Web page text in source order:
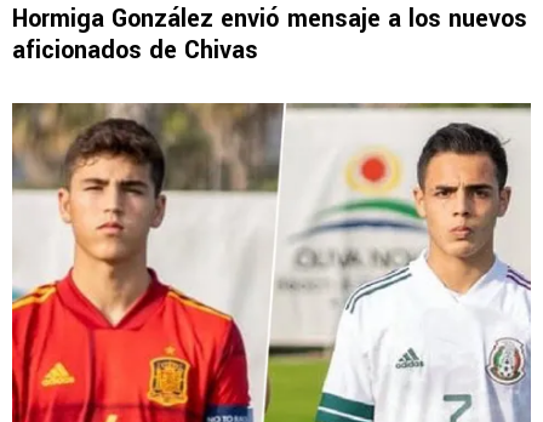
Hormiga González envió mensaje a los nuevos
aficionados de Chivas